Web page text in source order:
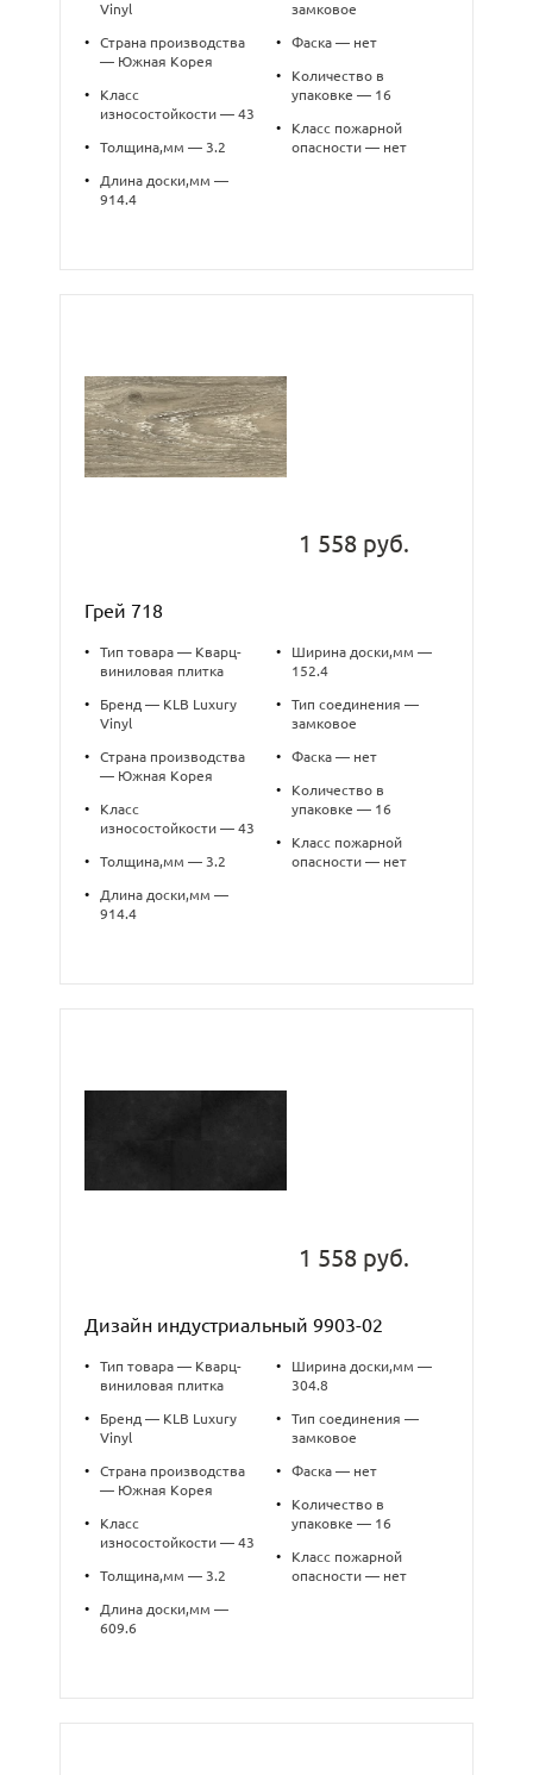
Vinyl
•
Страна производства
— Южная Корея
•
Класс
износостойкости — 43
• Толщина,мм — 3.2
•
Длина доски,мм —
914.4
замковое
• Фаска — нет
•
Количество в
упаковке — 16
•
Класс пожарной
опасности — нет
1 558 руб.
Грей 718
•
Тип товара — Кварц-
виниловая плитка
•
Бренд — KLB Luxury
Vinyl
•
Страна производства
— Южная Корея
•
Класс
износостойкости — 43
• Толщина,мм — 3.2
•
Длина доски,мм —
914.4
•
Ширина доски,мм —
152.4
•
Тип соединения —
замковое
• Фаска — нет
•
Количество в
упаковке — 16
•
Класс пожарной
опасности — нет
1 558 руб.
Дизайн индустриальный 9903-02
•
Тип товара — Кварц-
виниловая плитка
•
Бренд — KLB Luxury
Vinyl
•
Страна производства
— Южная Корея
•
Класс
износостойкости — 43
• Толщина,мм — 3.2
•
Длина доски,мм —
609.6
•
Ширина доски,мм —
304.8
•
Тип соединения —
замковое
• Фаска — нет
•
Количество в
упаковке — 16
•
Класс пожарной
опасности — нет